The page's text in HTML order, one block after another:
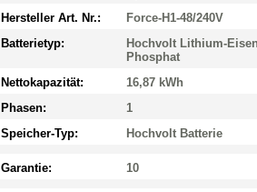
Hersteller Art. Nr.:
Force-H1-48/240V
Batterietyp:
Hochvolt Lithium-
Phosphat
Nettokapazität:
16,87 kWh
Phasen:
1
Speicher-Typ:
Hochvolt Batterie
Garantie: 10